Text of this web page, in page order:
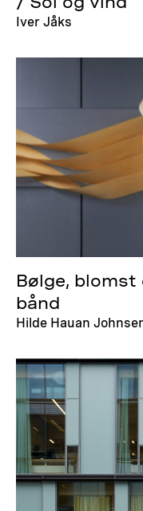
Iver Jåks
Bølge,
bånd
Hilde Hauan